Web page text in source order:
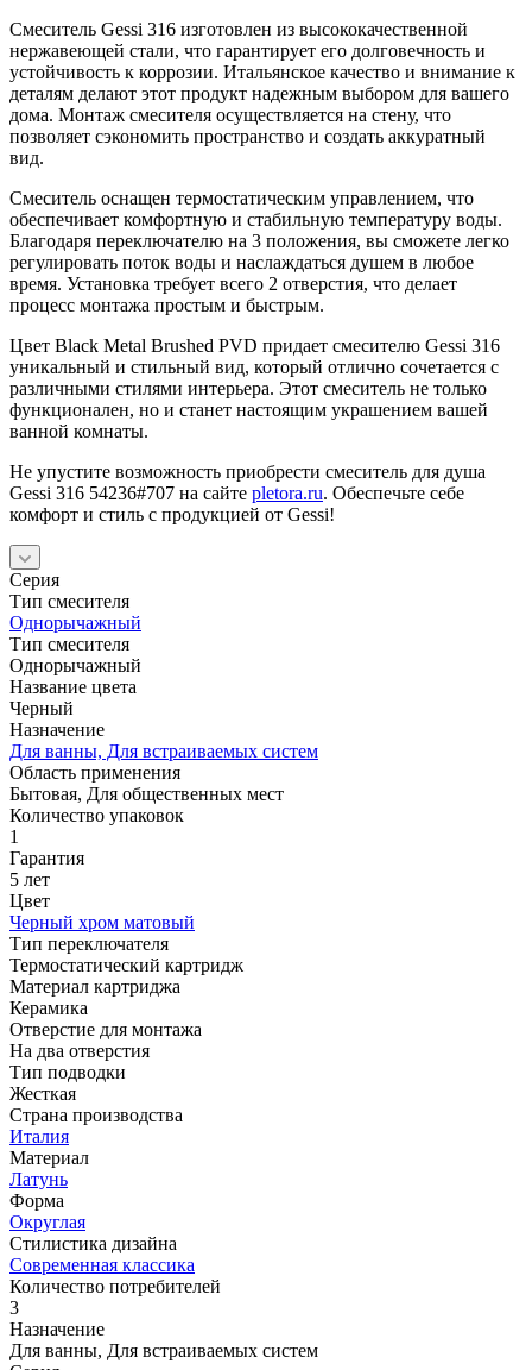
Смеситель Gessi 316 изготовлен из высококачественной
нержавеющей стали, что гарантирует его долговечность и
устойчивость к коррозии. Итальянское качество и внимание к
деталям делают этот продукт надежным выбором для вашего
дома. Монтаж смесителя осуществляется на стену, что
позволяет сэкономить пространство и создать аккуратный
вид.
Смеситель оснащен термостатическим управлением, что
обеспечивает комфортную и стабильную температуру воды.
Благодаря переключателю на 3 положения, вы сможете легко
регулировать поток воды и наслаждаться душем в любое
время. Установка требует всего 2 отверстия, что делает
процесс монтажа простым и быстрым.
Цвет Black Metal Brushed PVD придает смесителю Gessi 316
уникальный и стильный вид, который отлично сочетается с
различными стилями интерьера. Этот смеситель не только
функционален, но и станет настоящим украшением вашей
ванной комнаты.
Не упустите возможность приобрести смеситель для душа
Gessi 316 54236#707 на сайте pletora.ru. Обеспечьте себе
комфорт и стиль с продукцией от Gessi!
Серия
Тип смесителя
Однорычажный
Тип смесителя
Однорычажный
Название цвета
Черный
Назначение
Для ванны, Для встраиваемых систем
Область применения
Бытовая, Для общественных мест
Количество упаковок
1
Гарантия
5 лет
Цвет
Черный хром матовый
Тип переключателя
Термостатический картридж
Материал картриджа
Керамика
Отверстие для монтажа
На два отверстия
Тип подводки
Жесткая
Страна производства
Италия
Материал
Латунь
Форма
Округлая
Стилистика дизайна
Современная классика
Количество потребителей
3
Назначение
Для ванны, Для встраиваемых систем